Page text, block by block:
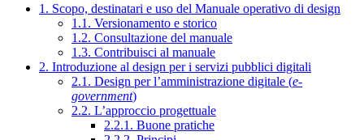
1. Scopo, destinatari e uso del Manuale operativo di design
1.1. Versionamento e storico
1.2. Consultazione del manuale
1.3. Contribuisci al manuale
2. Introduzione al design per i servizi pubblici digitali
2.1. Design per l’amministrazione digitale (e-
government)
2.2. L’approccio progettuale
2.2.1. Buone pratiche